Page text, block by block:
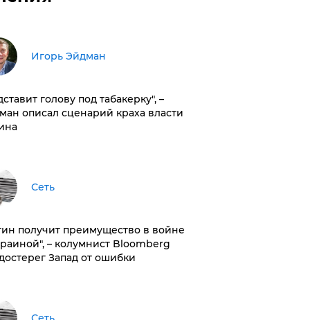
Игорь Эйдман
голову под табакерку", –
описал сценарий краха власти
Сеть
получит преимущество в войне
– колумнист Bloomberg
Запад от ошибки